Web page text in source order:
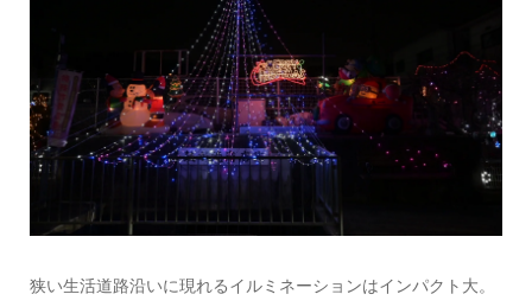
狭い生活道路沿いに現れるイルミネーションはインパクト大。